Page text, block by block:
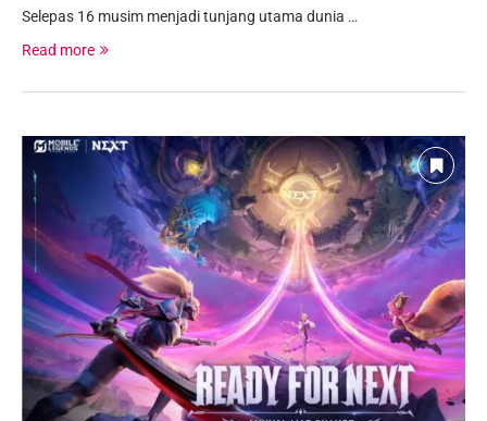
Selepas 16 musim menjadi tunjang utama dunia …
Read more